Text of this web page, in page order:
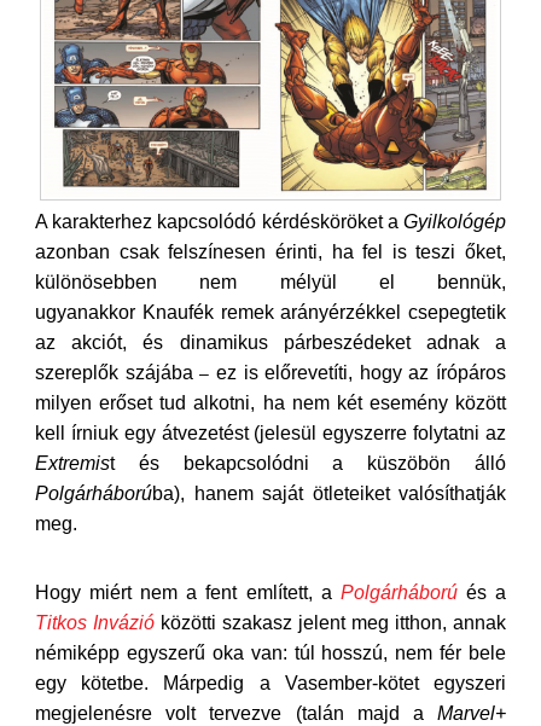
A karakterhez kapcsolódó kérdésköröket a Gyilkológép
azonban csak felszínesen érinti, ha fel is teszi őket,
különösebben nem mélyül el bennük,
ugyanakkor Knaufék remek arányérzékkel csepegtetik
az akciót, és dinamikus párbeszédeket adnak a
szereplők szájába– ez is előrevetíti, hogy az írópáros
milyen erőset tud alkotni, ha nem két esemény között
kell írniuk egy átvezetést (jelesül egyszerre folytatni az
Extremist és bekapcsolódni a küszöbön álló
Polgárháborúba), hanem saját ötleteiket valósíthatják
meg.
Hogy miért nem a fent említett, a Polgárháborúés a
Titkos Invázió közötti szakasz jelent meg itthon, annak
némiképp egyszerű oka van: túl hosszú, nem fér bele
egy kötetbe. Márpedig a Vasember-kötet egyszeri
megjelenésre volt tervezve (talán majd a Marvel+